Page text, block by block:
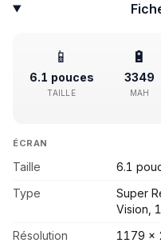
📱
6.1 pouces
TAILLE
🔋
3349
MAH
ÉCRAN
Taille
6.1
Type
Super
Vision,
Résolution
1179 x